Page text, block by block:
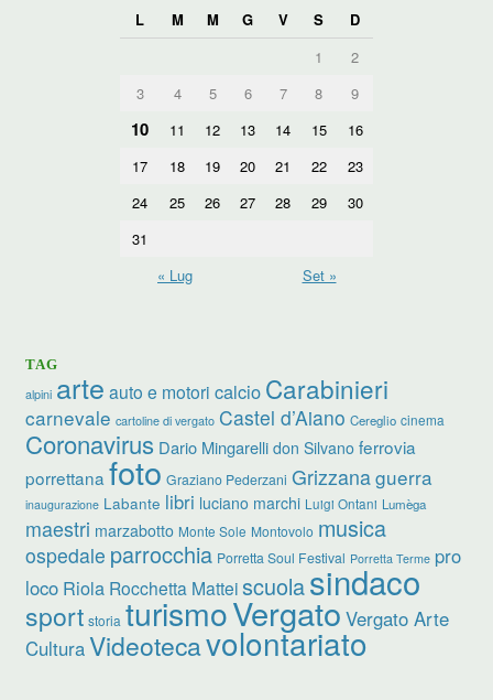
L
M M G V S
D
1
2
3
4 5 6 7 8 9
10 11 12 13 14 15
16
17
18 19 20 21 22
23
24
25 26 27 28 29
30
31
« Lug
Set »
TAG
alpini arte auto e motori calcio Carabinieri
carnevale cartoline di vergato Castel d’Aiano Cereglio cinema
Coronavirus Dario Mingarelli don Silvano ferrovia
porrettana foto Graziano Pederzani Grizzanaguerra
inaugurazione Labante libri luciano marchi Luigi Ontani Lumèga
maestri marzabotto Monte Sole Montovolo musica
ospedale parrocchia Porretta Soul Festival Porretta Terme pro
loco Riola Rocchetta Matteiscuolasindaco
sport storia turismoVergato Vergato Arte
CulturaVideotecavolontariato